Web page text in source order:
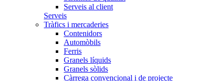
Serveis al client
Serveis
Tràfics i mercaderies
Contenidors
Automòbils
Ferris
Granels líquids
Granels sòlids
Càrrega convencional i de projecte